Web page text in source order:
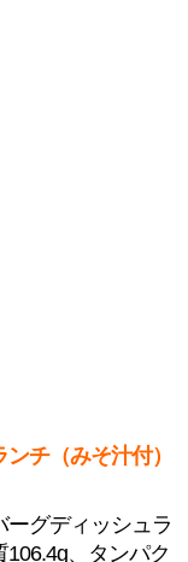
チ（みそ汁付）
グディッシュラ
、タンパク